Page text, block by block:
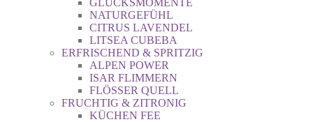
GLÜCKSMOMENTE
NATURGEFÜHL
CITRUS LAVENDEL
LITSEA CUBEBA
ERFRISCHEND & SPRITZIG
ALPEN POWER
ISAR FLIMMERN
FLÖSSER QUELL
FRUCHTIG & ZITRONIG
KÜCHEN FEE